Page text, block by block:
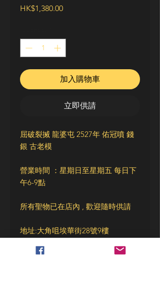
HK$1,380.00Price
加入購物車
立即供請
屈破裂搣 龍婆屯 2527年 佑冠噴 錢
銀 古老模
營業時間 ：星期日至星期五 每日下
午6-9點
所有聖物已在店內 , 歡迎隨時供請
地址:大角咀埃華街28號9樓
WhatsApp: 98640684